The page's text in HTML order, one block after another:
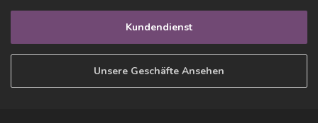
Kundendienst
Unsere Geschäfte Ansehen